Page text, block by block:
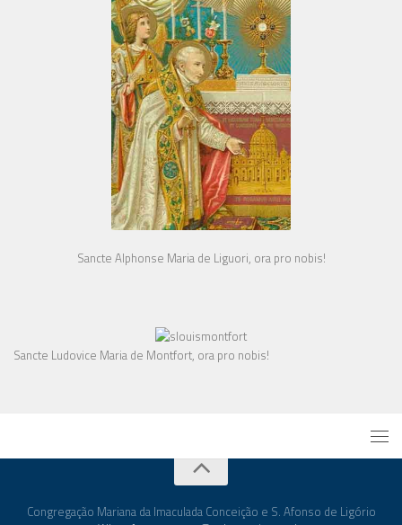
Sancte Alphonse Maria de Liguori, ora pro nobis!
Sancte Ludovice Maria de Montfort, ora pro nobis!
Congregação Mariana da Imaculada Conceição e S. Afonso de Ligório